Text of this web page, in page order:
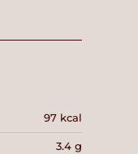
97 kcal
3.4 g